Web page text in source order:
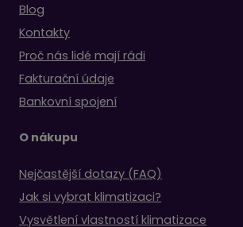
Blog
Kontakty
Proč nás lidé mají rádi
Fakturační údaje
Bankovní spojení
O nákupu
Nejčastější dotazy (FAQ)
Jak si vybrat klimatizaci?
Vysvětlení vlastností klimatizace